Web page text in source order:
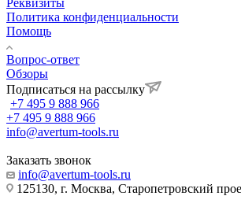
Политика конфиденциальности
Помощь
Вопрос-ответ
Обзоры
Подписаться на рассылку
+7 495 9 888 966
+7 495 9 888 966
info@avertum-tools.ru
Заказать звонок
info@avertum-tools.ru
125130, г. Москва, Старопетровский